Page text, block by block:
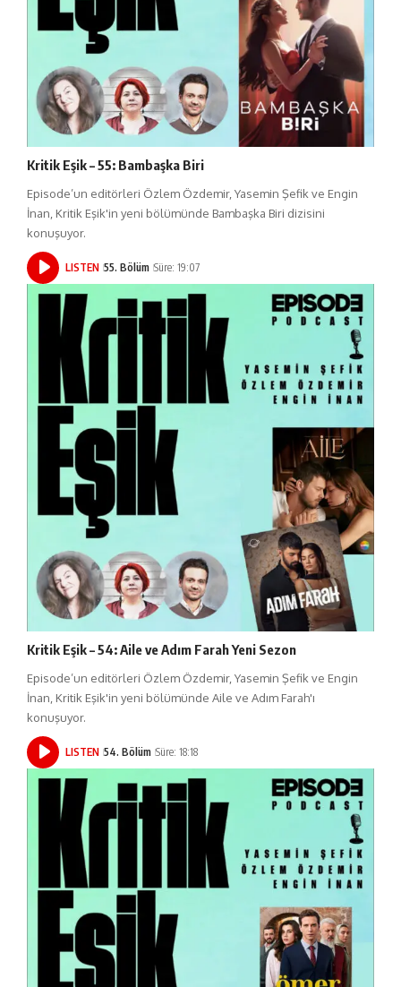
Kritik Eşik – 55: Bambaşka Biri
Episode’un editörleri Özlem Özdemir, Yasemin Şefik ve Engin
İnan, Kritik Eşik'in yeni bölümünde Bambaşka Biri dizisini
konuşuyor.
LISTEN 55. Bölüm Süre: 19:07
Kritik Eşik – 54: Aile ve Adım Farah Yeni Sezon
Episode’un editörleri Özlem Özdemir, Yasemin Şefik ve Engin
İnan, Kritik Eşik'in yeni bölümünde Aile ve Adım Farah'ı
konuşuyor.
LISTEN 54. Bölüm Süre: 18:18